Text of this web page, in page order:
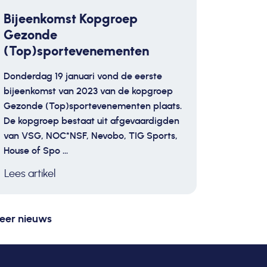
Bijeenkomst Kopgroep
Gezonde
(Top)sportevenementen
Donderdag 19 januari vond de eerste
bijeenkomst van 2023 van de kopgroep
Gezonde (Top)sportevenementen plaats.
De kopgroep bestaat uit afgevaardigden
van VSG, NOC*NSF, Nevobo, TIG Sports,
House of Spo ...
Lees artikel
nieuws